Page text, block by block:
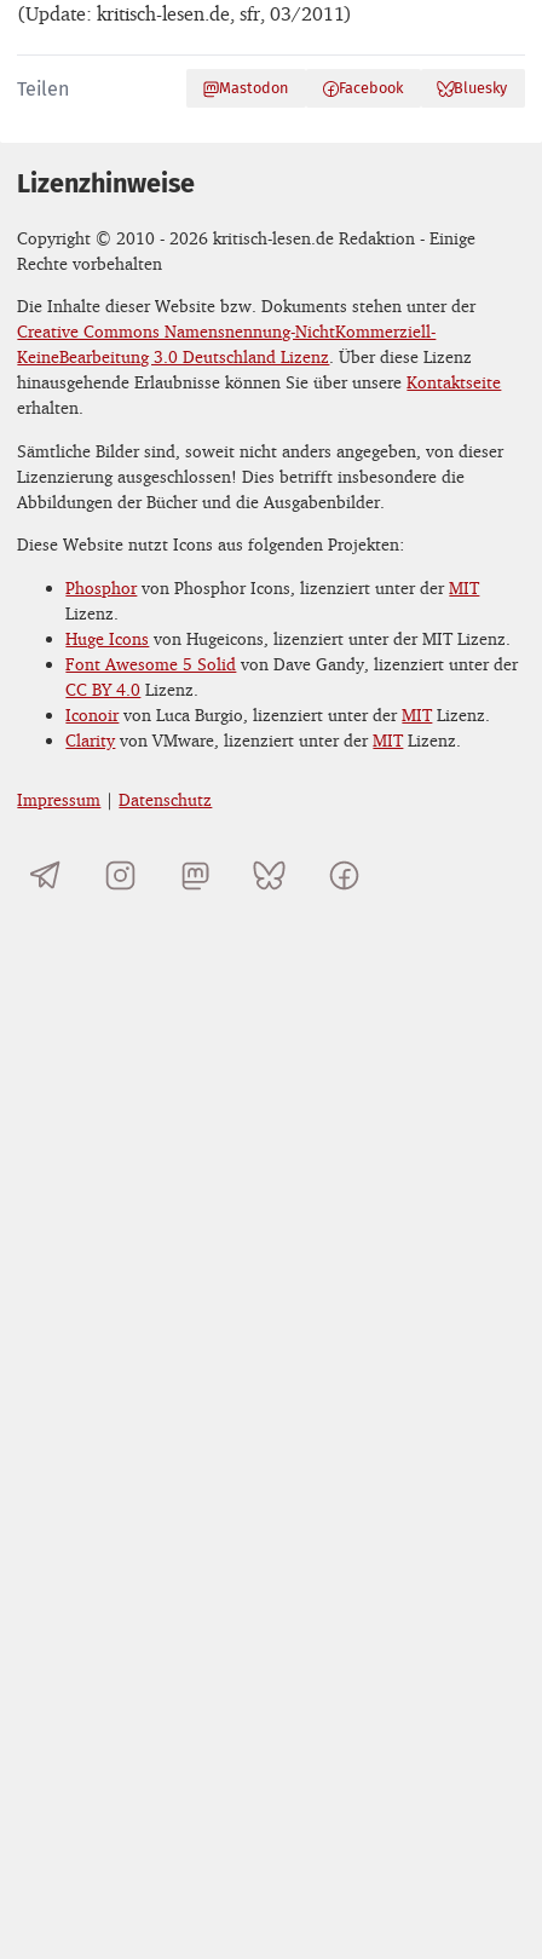
(Update: kritisch-lesen.de, sfr, 03/2011)
Teilen Mastodon Facebook Bluesky
Lizenzhinweise
Copyright © 2010 - 2026 kritisch-lesen.de Redaktion - Einige
Rechte vorbehalten
Die Inhalte dieser Website bzw. Dokuments stehen unter der
Creative Commons Namensnennung-NichtKommerziell-
KeineBearbeitung 3.0 Deutschland Lizenz . Über diese Lizenz
hinausgehende Erlaubnisse können Sie über unsereKontaktseite
erhalten.
Sämtliche Bilder sind, soweit nicht anders angegeben, von dieser
Lizenzierung ausgeschlossen! Dies betrifft insbesondere die
Abbildungen der Bücher und die Ausgabenbilder.
Diese Website nutzt Icons aus folgenden Projekten:
Phosphorvon Phosphor Icons, lizenziert unter derMIT
Lizenz.
Huge Icons von Hugeicons, lizenziert unter der MIT Lizenz.
Font Awesome 5 Solid von Dave Gandy, lizenziert unter der
CC BY 4.0 Lizenz.
Iconoirvon Luca Burgio, lizenziert unter derMITLizenz.
Clarityvon VMware, lizenziert unter derMITLizenz.
Impressum |Datenschutz